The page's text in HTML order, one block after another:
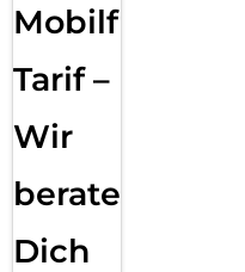
Mobilfunk
Tarif –
Wir
beraten
Dich